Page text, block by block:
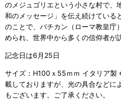
のメジュゴリエという小さな村で、
和のメッセージ」を伝え続けている
のことで、バチカン（ローマ教皇庁
められ、世界中から多くの信仰者が
記念日は6月25日
サイズ：H100ｘ55ｍｍ イタリア製
載しておりますが、光の具合などに
もございます。ご了承ください。